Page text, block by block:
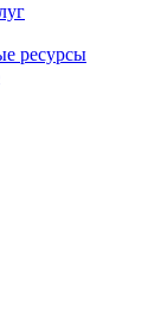
ресурсы